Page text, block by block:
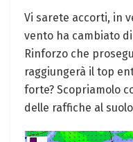
Vi sarete accorti, in
vento ha cambiato
Rinforzo che
raggiungerà il top
forte? Scopriamolo
delle raffiche al